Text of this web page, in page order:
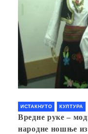
ИСТАКНУТО КУЛТУРА
Вредне руке –
народне ношње из